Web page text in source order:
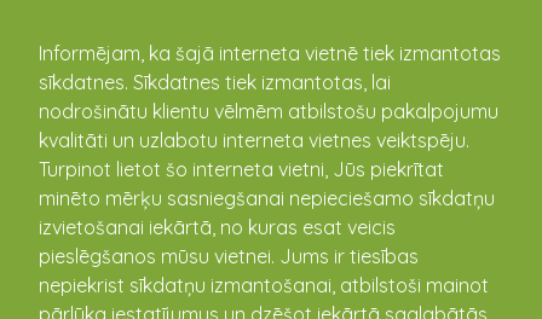
Informējam, ka šajā interneta vietnē tiek izmantotas
sīkdatnes. Sīkdatnes tiek izmantotas, lai
nodrošinātu klientu vēlmēm atbilstošu pakalpojumu
kvalitāti un uzlabotu interneta vietnes veiktspēju.
Turpinot lietot šo interneta vietni, Jūs piekrītat
minēto mērķu sasniegšanai nepieciešamo sīkdatņu
izvietošanai iekārtā, no kuras esat veicis
pieslēgšanos mūsu vietnei. Jums ir tiesības
nepiekrist sīkdatņu izmantošanai, atbilstoši mainot
pārlūka iestatījumus un dzēšot iekārtā saglabātās
kandava.lv
PASĀKUMU
KALENDĀRS